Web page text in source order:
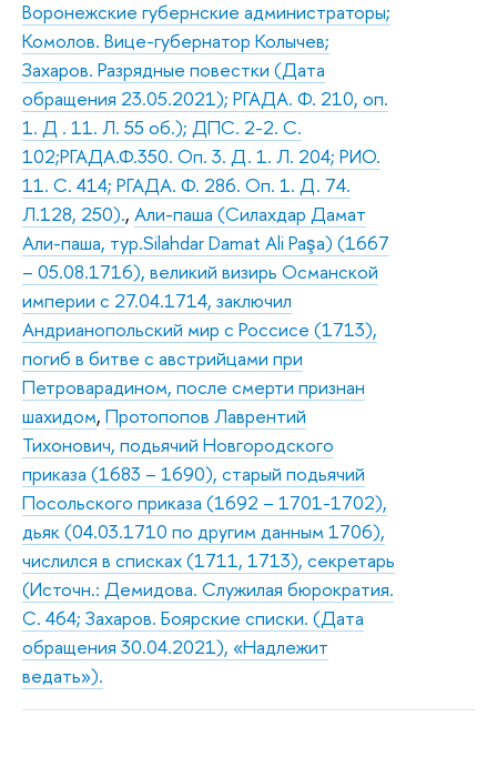
Воронежские губернские администраторы;
Комолов. Вице-губернатор Колычев;
Захаров. Разрядные повестки (Дата
обращения 23.05.2021); РГАДА. Ф. 210, оп.
1. Д . 11. Л. 55 об.); ДПС. 2-2. С.
102;РГАДА.Ф.350. Оп. 3. Д. 1. Л. 204; РИО.
11. С. 414; РГАДА. Ф. 286. Оп. 1. Д. 74.
Л.128, 250)., Али-паша (Силахдар Дамат
Али-паша, тур.Silahdar Damat Ali Paşa) (1667
– 05.08.1716), великий визирь Османской
империи с 27.04.1714, заключил
Андрианопольский мир с Россисе (1713),
погиб в битве с австрийцами при
Петроварадином, после смерти признан
шахидом, Протопопов Лаврентий
Тихонович, подьячий Новгородского
приказа (1683 – 1690), старый подьячий
Посольского приказа (1692 – 1701-1702),
дьяк (04.03.1710 по другим данным 1706),
числился в списках (1711, 1713), секретарь
(Источн.: Демидова. Служилая бюрократия.
С. 464; Захаров. Боярские списки. (Дата
обращения 30.04.2021), «Надлежит
ведать»).